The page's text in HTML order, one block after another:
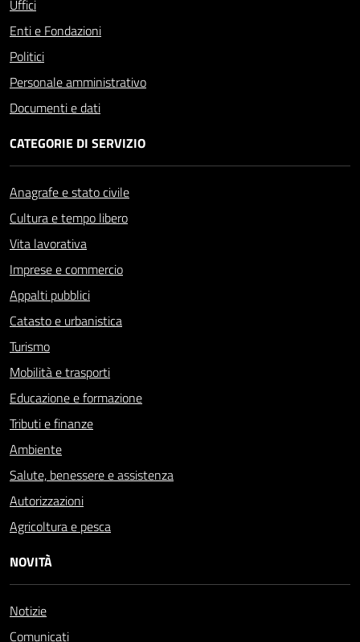
Uffici
Enti e Fondazioni
Politici
Personale amministrativo
Documenti e dati
CATEGORIE DI SERVIZIO
Anagrafe e stato civile
Cultura e tempo libero
Vita lavorativa
Imprese e commercio
Appalti pubblici
Catasto e urbanistica
Turismo
Mobilità e trasporti
Educazione e formazione
Tributi e finanze
Ambiente
Salute, benessere e assistenza
Autorizzazioni
Agricoltura e pesca
NOVITÀ
Notizie
Comunicati